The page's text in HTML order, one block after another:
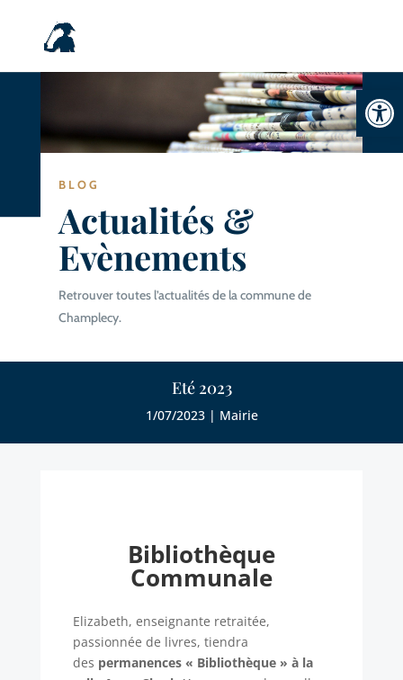
BLOG
Actualités &
Evènements
Retrouver toutes l’actualités de la commune de
Champlecy.
Eté 2023
1/07/2023| Mairie
Bibliothèque
Communale
Elizabeth, enseignante retraitée,
passionnée de livres, tiendra
des permanences « Bibliothèque » à la
Ouvrir